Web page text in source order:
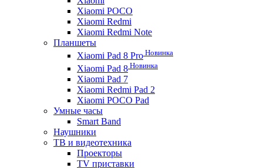
Xiaomi POCO
Xiaomi Redmi
Xiaomi Redmi Note
Планшеты
Xiaomi Pad 8 Pro Новинка
Xiaomi Pad 8 Новинка
Xiaomi Pad 7
Xiaomi Redmi Pad 2
Xiaomi POCO Pad
Умные часы
Smart Band
Наушники
ТВ и видеотехника
Проекторы
TV приставки